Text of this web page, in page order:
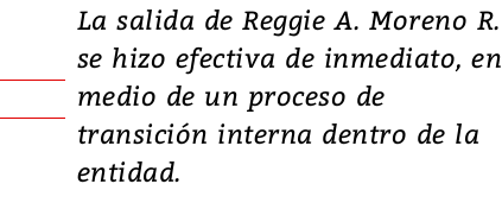
La salida de Reggie A. Moreno R.
se hizo efectiva de inmediato, en
medio de un proceso de
transición interna dentro de la
entidad.